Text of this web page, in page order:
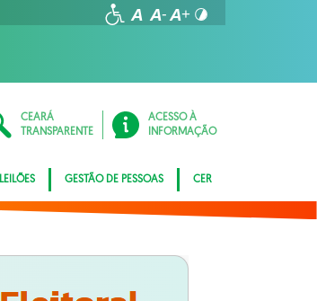
CEARÁ
TRANSPARENTE
ACESSO À
INFORMAÇÃO
LEILÕES GESTÃO DE PESSOAS CER